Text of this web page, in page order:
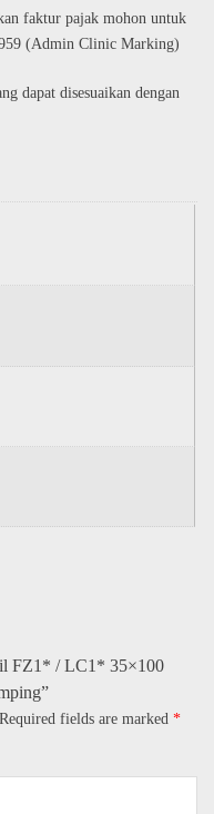
faktur pajak mohon untuk
(Admin Clinic Marking)
dapat disesuaikan dengan
FZ1* / LC1* 35×100
Required fields are marked *